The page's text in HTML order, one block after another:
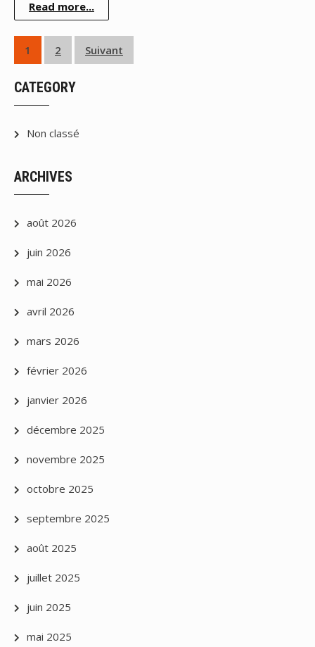
Read more...
Pagination
publications
1 2 Suivant
CATEGORY
Non classé
ARCHIVES
août 2026
juin 2026
mai 2026
avril 2026
mars 2026
février 2026
janvier 2026
décembre 2025
novembre 2025
octobre 2025
septembre 2025
août 2025
juillet 2025
juin 2025
mai 2025